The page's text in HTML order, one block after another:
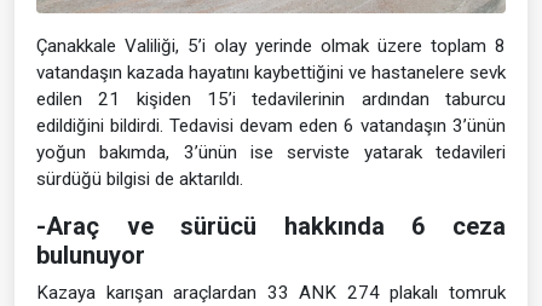
Çanakkale Valiliği, 5’i olay yerinde olmak üzere toplam 8
vatandaşın kazada hayatını kaybettiğini ve hastanelere sevk
edilen 21 kişiden 15’i tedavilerinin ardından taburcu
edildiğini bildirdi. Tedavisi devam eden 6 vatandaşın 3’ünün
yoğun bakımda, 3’ünün ise serviste yatarak tedavileri
sürdüğü bilgisi de aktarıldı.
-Araç ve sürücü hakkında 6 ceza
bulunuyor
Kazaya karışan araçlardan 33 ANK 274 plakalı tomruk